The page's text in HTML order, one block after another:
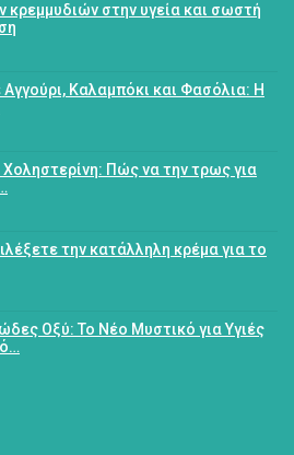
κρεμμυδιών στην υγεία και σωστή
Καλαμπόκι και Φασόλια: Η
Χοληστερίνη: Πώς να την τρως για
την κατάλληλη κρέμα για το
Οξύ: Το Νέο Μυστικό για Υγιές